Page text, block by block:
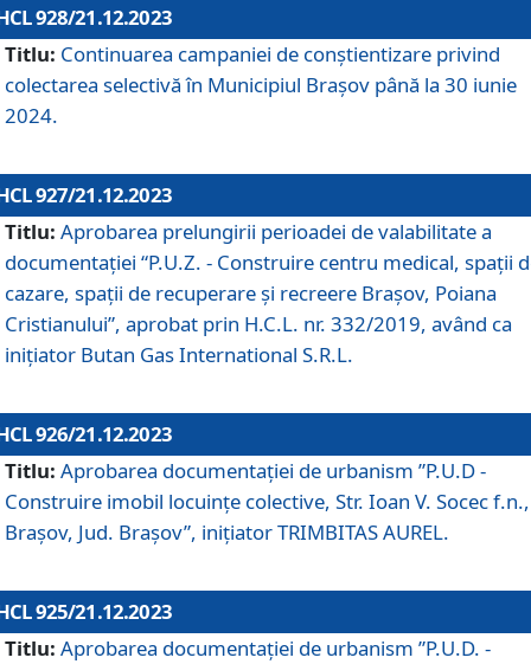
928/21.12.2023
Titlu: Continuarea campaniei de conștientizare privind
colectarea selectivă în Municipiul Braşov până la 30 iunie
2024.
927/21.12.2023
Titlu: Aprobarea prelungirii perioadei de valabilitate a
documentaţiei “P.U.Z. - Construire centru medical, spații
cazare, spații de recuperare și recreere Brașov, Poiana
Cristianului”, aprobat prin H.C.L. nr. 332/2019, având ca
inițiator Butan Gas International S.R.L.
926/21.12.2023
Titlu: Aprobarea documentaţiei de urbanism ”P.U.D -
Construire imobil locuințe colective, Str. Ioan V. Socec f.n.,
Brașov, Jud. Brașov”, inițiator TRIMBITAS AUREL.
925/21.12.2023
Titlu: Aprobarea documentaţiei de urbanism ”P.U.D. -